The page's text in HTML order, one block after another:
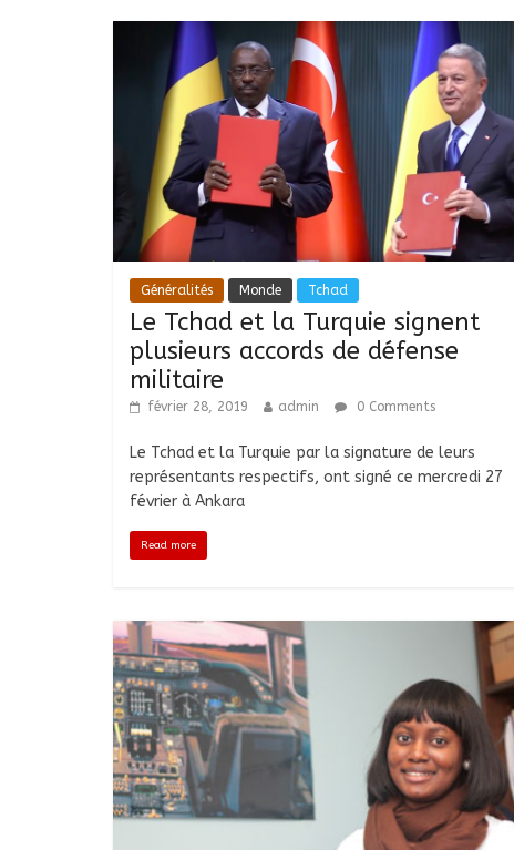
Généralités Monde Tchad
Le Tchad et la Turquie signent
plusieurs accords de défense
militaire
février 28, 2019 admin 0 Comments
Le Tchad et la Turquie par la signature de leurs
représentants respectifs, ont signé ce mercredi 27
février à Ankara
Read more